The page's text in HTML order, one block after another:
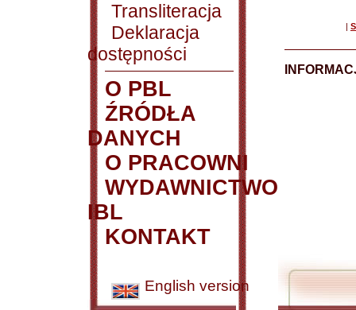
Transliteracja
Deklaracja
dostępności
O PBL
ŹRÓDŁA
DANYCH
O PRACOWNI
WYDAWNICTWO
IBL
KONTAKT
English version
|